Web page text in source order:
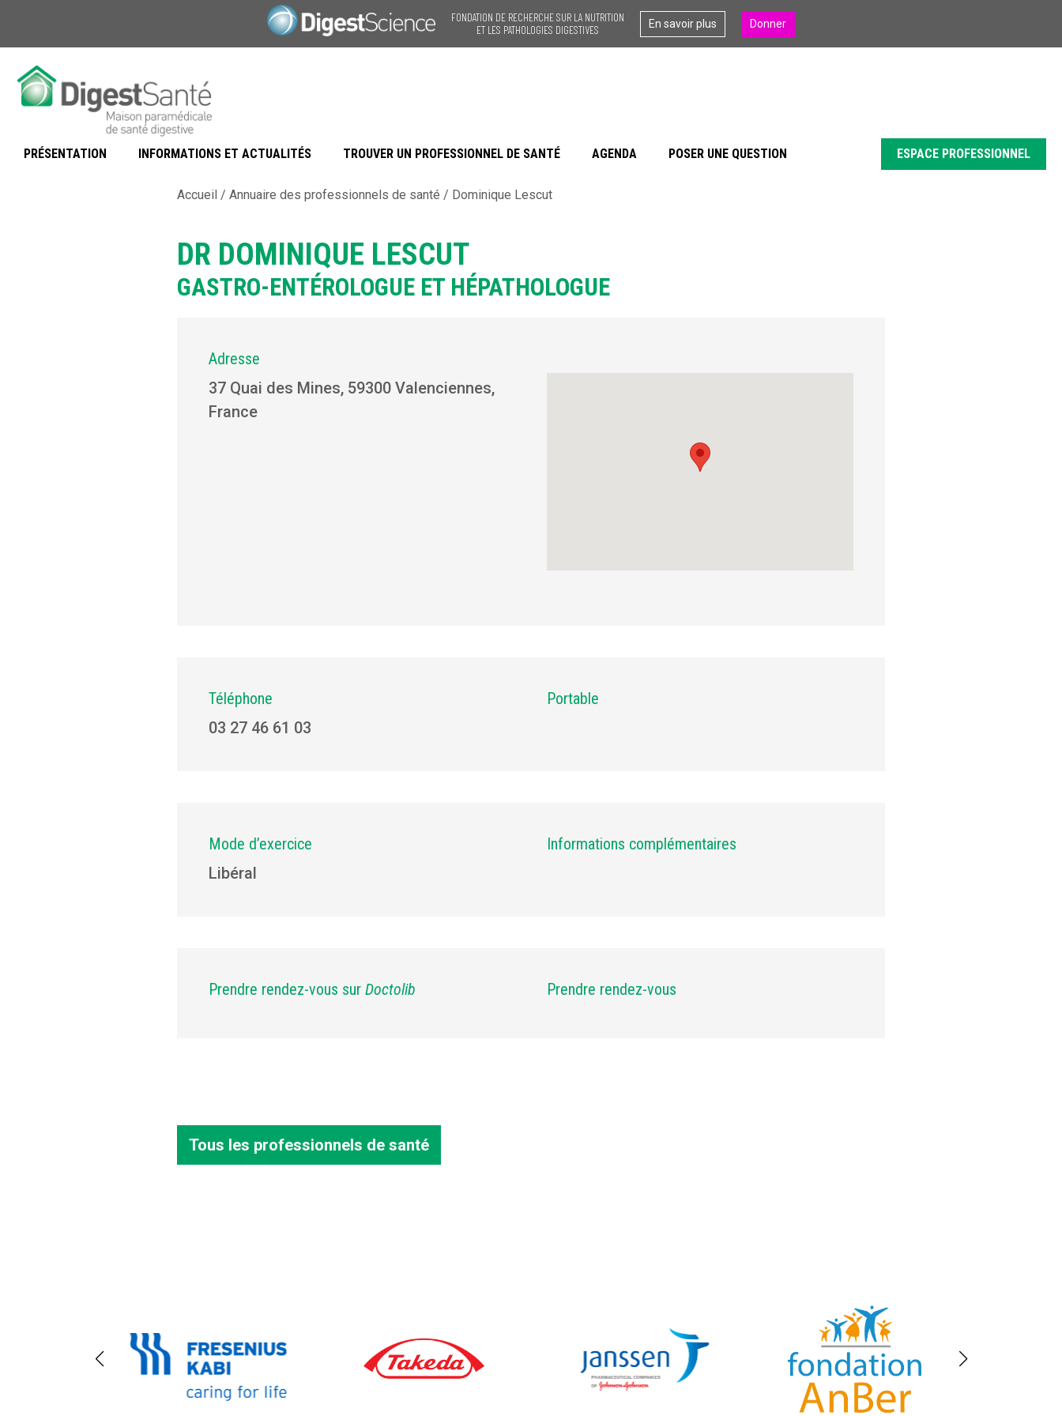
FONDATION DE RECHERCHE SUR LA NUTRITION
ET LES PATHOLOGIES DIGESTIVES
En savoir plus Donner
PRÉSENTATION INFORMATIONS ET ACTUALITÉS TROUVER UN PROFESSIONNEL DE SANTÉ AGENDA POSER UNE QUESTION ESPACE PROFESSIONNEL
Accueil / Annuaire des professionnels de santé / Dominique Lescut
DR DOMINIQUE LESCUT
GASTRO-ENTÉROLOGUE ET HÉPATHOLOGUE
Adresse
37 Quai des Mines, 59300 Valenciennes,
France
Téléphone
03 27 46 61 03
Portable
Mode d’exercice
Libéral
Informations complémentaires
Prendre rendez-vous sur Doctolib Prendre rendez-vous
Tous les professionnels de santé